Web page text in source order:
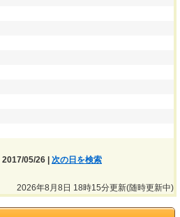
| 2017/05/26 | 次の日を検索
2026年8月8日 18時15分更新(随時更新中)